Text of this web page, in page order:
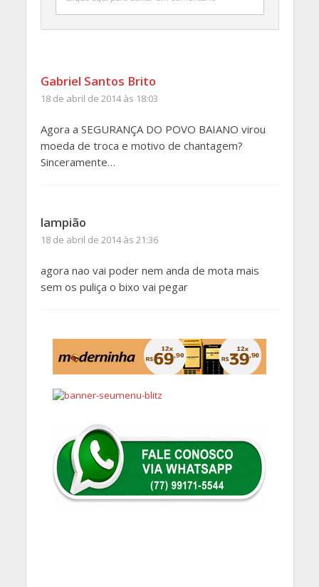
Gabriel Santos Brito
18 de abril de 2014 às 18:03
Agora a SEGURANÇA DO POVO BAIANO virou
moeda de troca e motivo de chantagem?
Sinceramente…
lampião
18 de abril de 2014 às 21:36
agora nao vai poder nem anda de mota mais
sem os puliça o bixo vai pegar